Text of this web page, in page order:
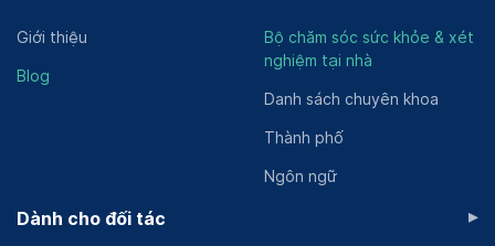
Giới thiệu
Blog
Bộ chăm sóc sức khỏe & xét
nghiệm tại nhà
Danh sách chuyên khoa
Thành phố
Ngôn ngữ
Dành cho đối tác ▸